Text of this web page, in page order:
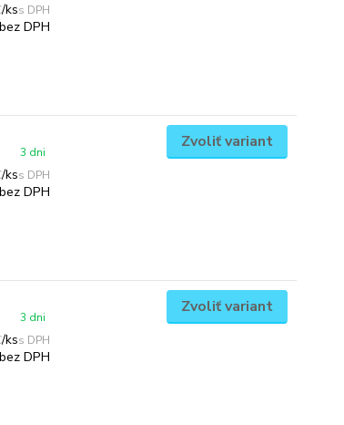
/ks
bez DPH
/ks
bez DPH
3 dni
Zvoliť variant
/ks
bez DPH
3 dni
Zvoliť variant